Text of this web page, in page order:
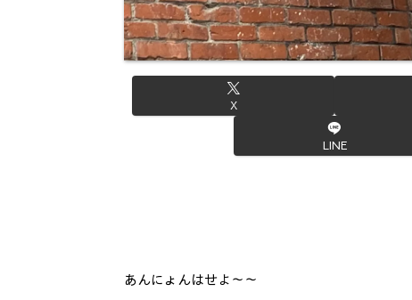
X
LINE
あんにょんはせよ～～